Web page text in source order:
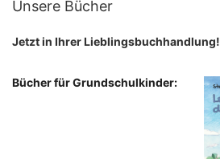
Unsere Bücher
Jetzt in Ihrer Lieblingsbuchhandlung!
Bücher für Grundschulkinder: